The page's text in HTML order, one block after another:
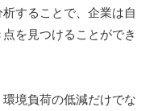
することで、企業は自
を見つけることができ
境負荷の低減だけでな